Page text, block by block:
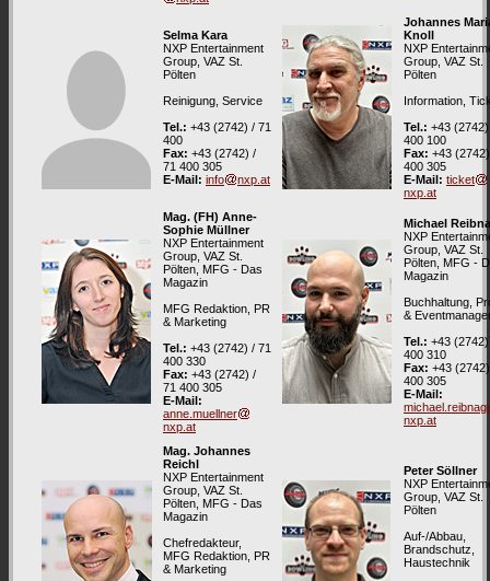
Selma Kara
NXP Entertainment
Group, VAZ St.
Pölten
Reinigung, Service
Tel.: +43 (2742) / 71
400
Fax: +43 (2742) /
71 400 305
E-Mail: info nxp.at
Johannes
Knoll
NXP
Group, VAZ St.
Pölten
Information,
Tel.: +43
400 100
Fax: +43
400 305
E-Mail: ticket
nxp.at
Mag. (FH) Anne-
Sophie Müllner
NXP Entertainment
Group, VAZ St.
Pölten, MFG - Das
Magazin
MFG Redaktion, PR
& Marketing
Tel.: +43 (2742) / 71
400 330
Fax: +43 (2742) /
71 400 305
E-Mail:
anne.muellner
nxp.at
Michael
NXP
Group, VAZ St.
Pölten, MFG -
Magazin
Buchhaltung,
&
Tel.: +43
400 310
Fax: +43
400 305
E-Mail:
nxp.at
Mag. Johannes
Reichl
NXP Entertainment
Group, VAZ St.
Pölten, MFG - Das
Magazin
Chefredakteur,
MFG Redaktion, PR
& Marketing
Peter Söllner
NXP
Group, VAZ St.
Pölten
Auf-/Abbau,
Brandschutz,
Haustechnik